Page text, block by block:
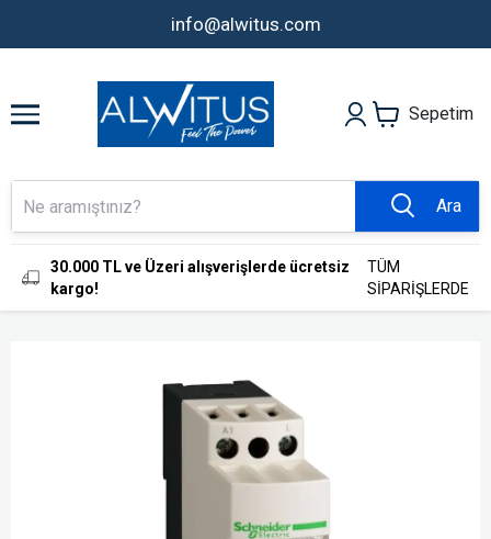
info@alwitus.com
Sepetim
Ara
30.000 TL ve Üzeri alışverişlerde ücretsiz
kargo!
TÜM
SİPARİŞLERDE